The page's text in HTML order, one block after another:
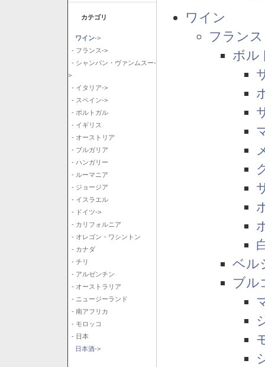
カテゴリ
ワイン->
- フランス->
- シャンパン・ヴァンムスー-
>
- イタリア->
- スペイン->
- ポルトガル
- イギリス
- オーストリア
- ブルガリア
- ハンガリー
- ルーマニア
- ジョージア
- イスラエル
- ドイツ->
- カリフォルニア
- オレゴン・ワシントン
- カナダ
- チリ
- アルゼンチン
- オーストラリア
- ニュージーランド
- 南アフリカ
- モロッコ
- 日本
日本酒->
ワイン
フランス
ボル
ベル
ブル